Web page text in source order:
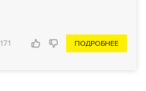
171 ПОДРОБНЕЕ